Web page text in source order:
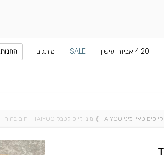
4:20 אביזרי עישון SALE מותגים החנות
קייסים טאיו מיני TAIYOO ❱ מיני קייס לטבק TAIYOO - חום בהיר - TREE OF LIFE